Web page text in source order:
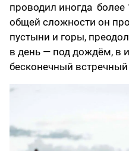
проводил иногда более
общей сложности он
пустыни и горы,
в день — под дождём, в
бесконечный встречный